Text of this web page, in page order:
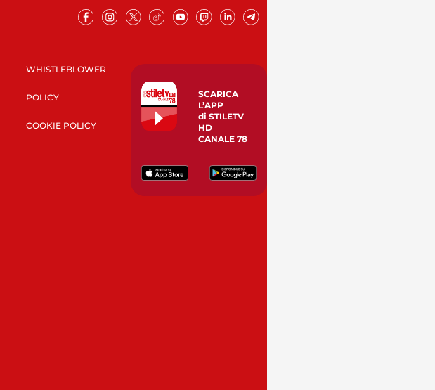
WHISTLEBLOWER
POLICY
COOKIE POLICY
SCARICA
L’APP
di STILETV
HD
CANALE 78